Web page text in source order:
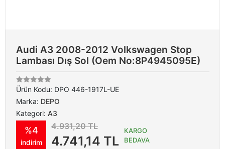
Audi A3 2008-2012 Volkswagen Stop
Lambası Dış Sol (Oem No:8P4945095E)
Ürün Kodu: DPO 446-1917L-UE
Marka: DEPO
Kategori: A3
%4
indirim
4.931,20 TL
4.741,14 TL
KARGO
BEDAVA